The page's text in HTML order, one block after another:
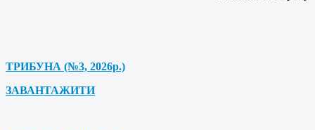
ТРИБУНА (№3, 2026р.)
ЗАВАНТАЖИТИ